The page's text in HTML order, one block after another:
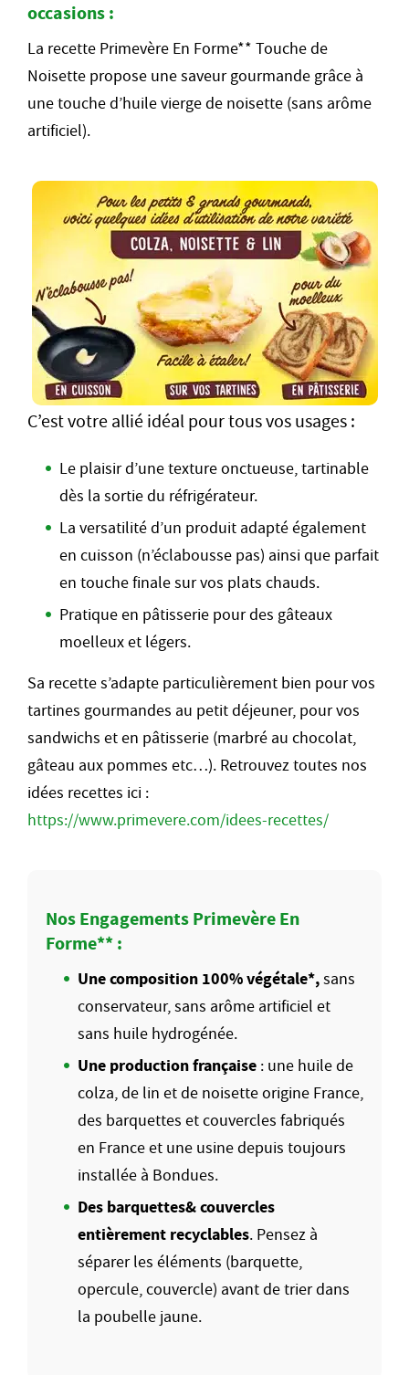
occasions :
La recette Primevère En Forme** Touche de
Noisette propose une saveur gourmande grâce à
une touche d’huile vierge de noisette (sans arôme
artificiel).
C’est votre allié idéal pour tous vos usages :
Le plaisir d’une texture onctueuse, tartinable
dès la sortie du réfrigérateur.
La versatilité d’un produit adapté également
en cuisson (n’éclabousse pas) ainsi que parfait
en touche finale sur vos plats chauds.
Pratique en pâtisserie pour des gâteaux
moelleux et légers.
Sa recette s’adapte particulièrement bien pour vos
tartines gourmandes au petit déjeuner, pour vos
sandwichs et en pâtisserie (marbré au chocolat,
gâteau aux pommes etc…). Retrouvez toutes nos
idées recettes ici :
https://www.primevere.com/idees-recettes/
Nos Engagements Primevère En
Forme** :
Une composition 100% végétale*,sans
conservateur, sans arôme artificiel et
sans huile hydrogénée.
Une production française : une huile de
colza, de lin et de noisette origine France,
des barquettes et couvercles fabriqués
en France et une usine depuis toujours
installée à Bondues.
Des barquettes& couvercles
entièrement recyclables. Pensez à
séparer les éléments (barquette,
opercule, couvercle) avant de trier dans
la poubelle jaune.